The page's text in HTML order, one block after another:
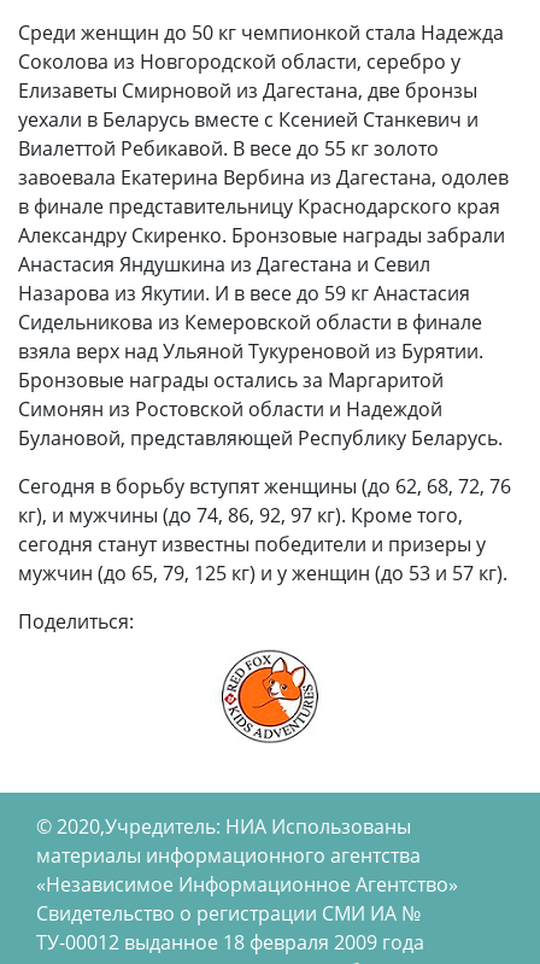
Среди женщин до 50 кг чемпионкой стала Надежда
Соколова из Новгородской области, серебро у
Елизаветы Смирновой из Дагестана, две бронзы
уехали в Беларусь вместе с Ксенией Станкевич и
Виалеттой Ребикавой. В весе до 55 кг золото
завоевала Екатерина Вербина из Дагестана, одолев
в финале представительницу Краснодарского края
Александру Скиренко. Бронзовые награды забрали
Анастасия Яндушкина из Дагестана и Севил
Назарова из Якутии. И в весе до 59 кг Анастасия
Сидельникова из Кемеровской области в финале
взяла верх над Ульяной Тукуреновой из Бурятии.
Бронзовые награды остались за Маргаритой
Симонян из Ростовской области и Надеждой
Булановой, представляющей Республику Беларусь.
Сегодня в борьбу вступят женщины (до 62, 68, 72, 76
кг), и мужчины (до 74, 86, 92, 97 кг). Кроме того,
сегодня станут известны победители и призеры у
мужчин (до 65, 79, 125 кг) и у женщин (до 53 и 57 кг).
Поделиться:
© 2020,Учредитель: НИА Использованы
материалы информационного агентства
«Независимое Информационное Агентство»
Свидетельство о регистрации СМИ ИА №
ТУ-00012 выданное 18 февраля 2009 года